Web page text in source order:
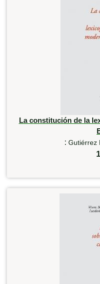
La constitución de la
: Gutiérrez